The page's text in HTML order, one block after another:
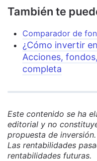
También te
Comparador de
¿Cómo invertir
Acciones,
completa
Este contenido se ha
editorial y no
propuesta de
Las rentabilidades
rentabilidades futuras.